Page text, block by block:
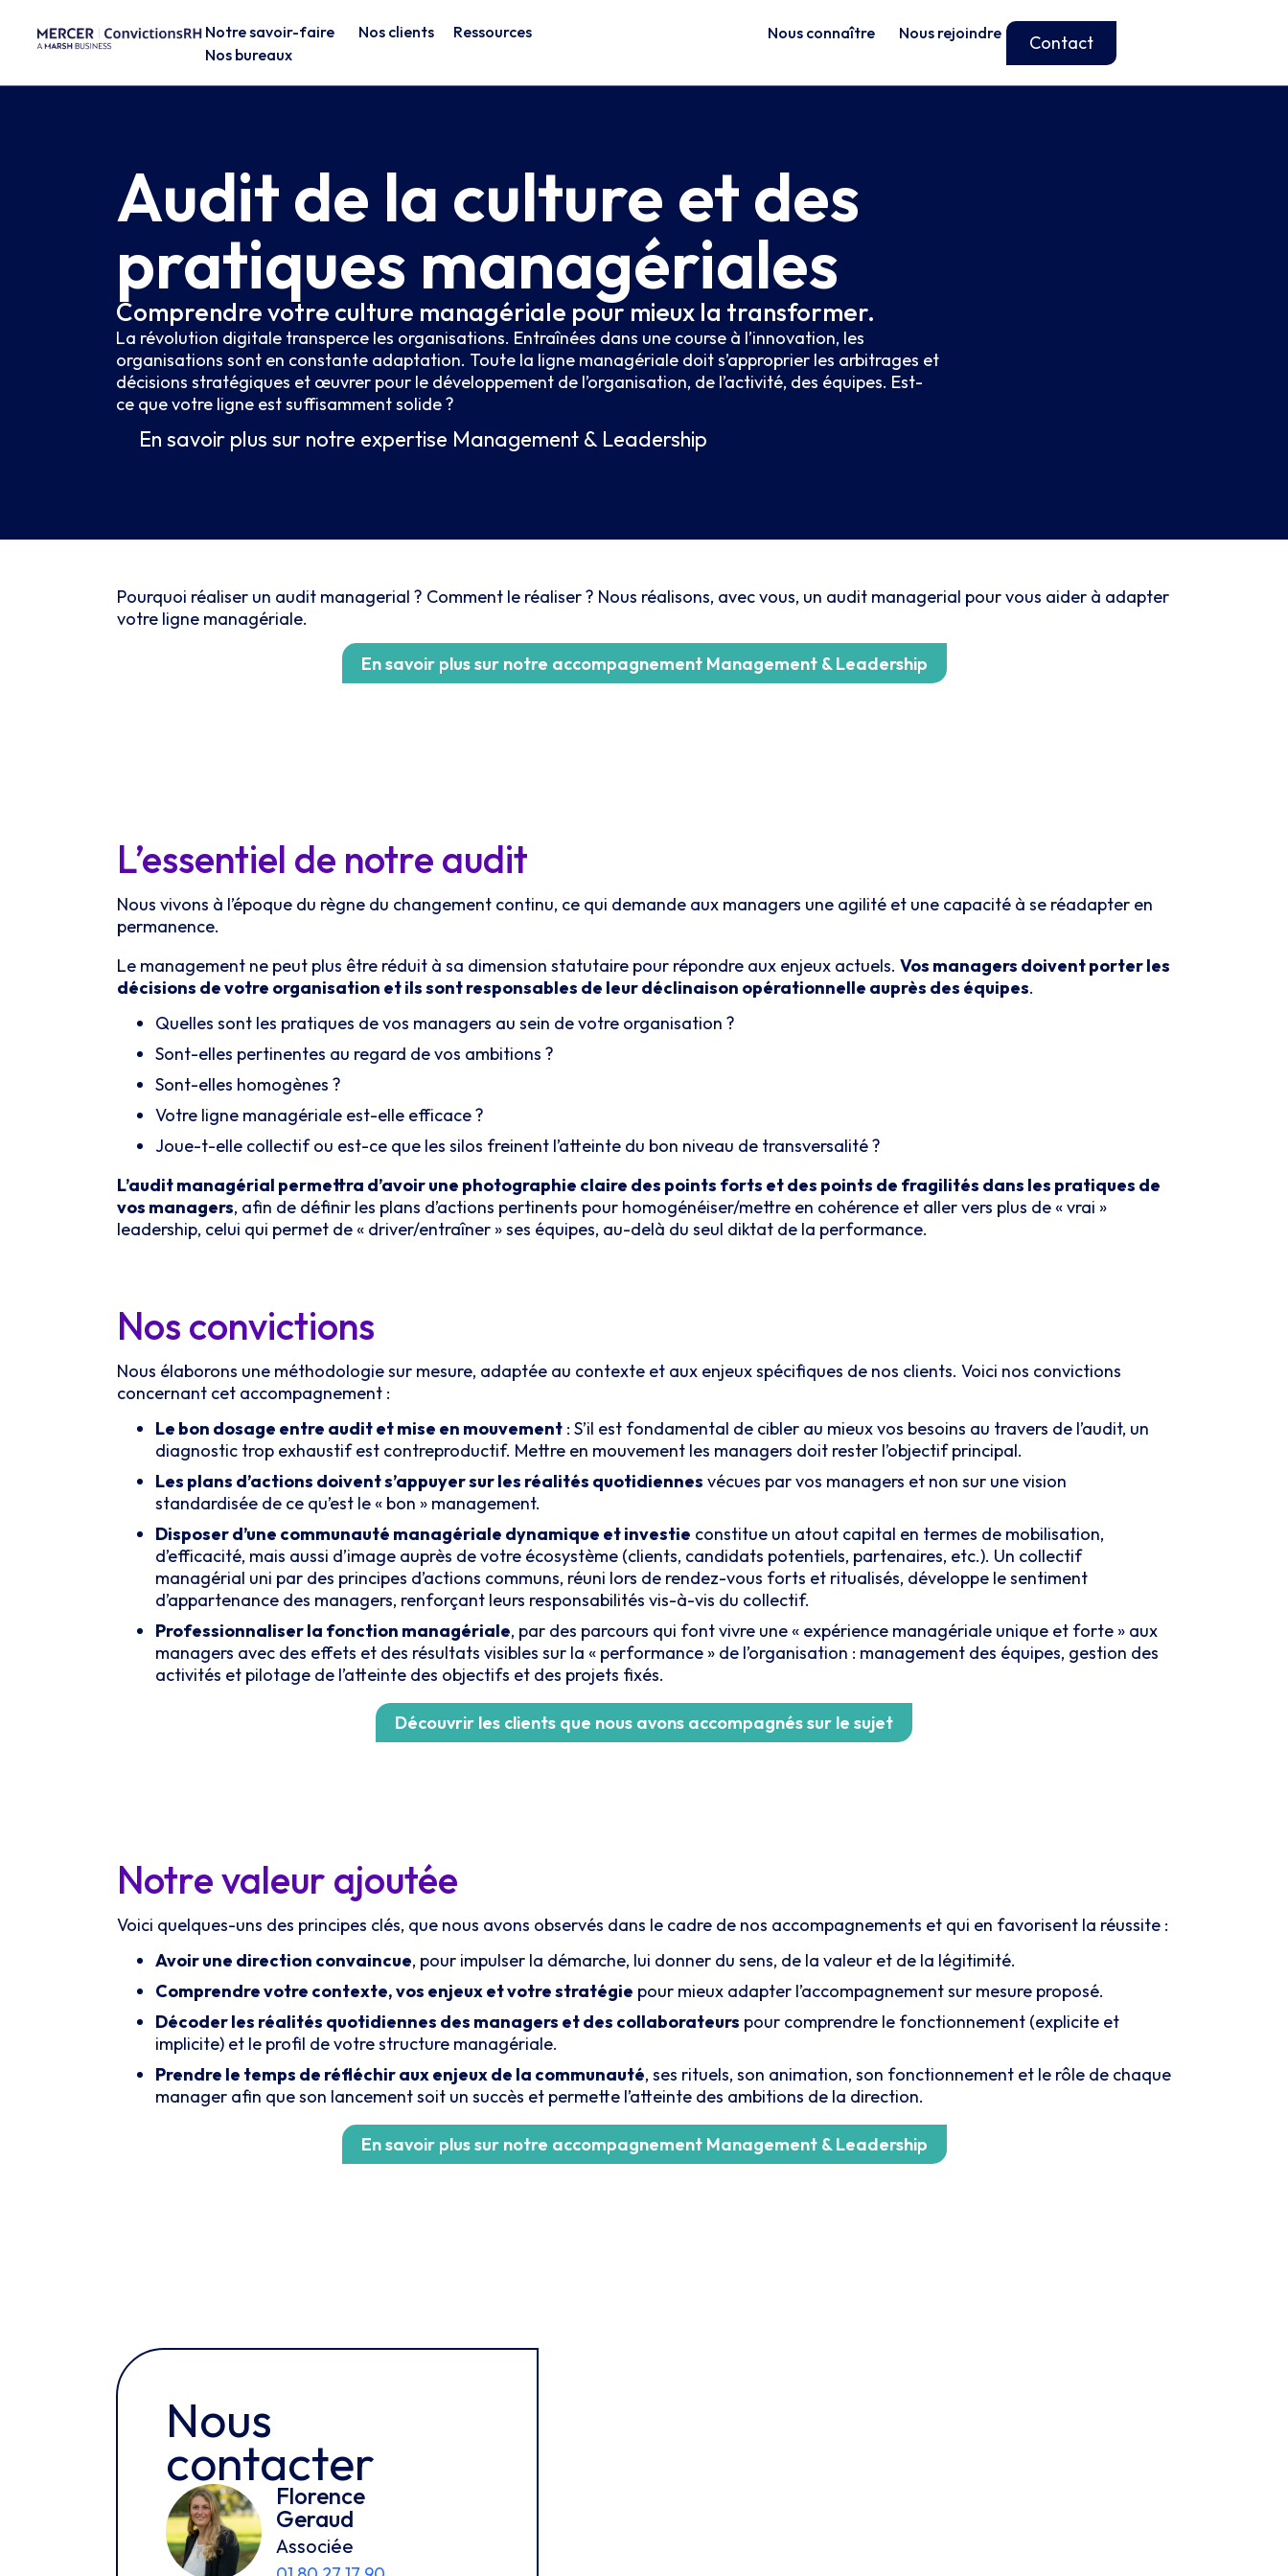
Notre savoir-faire Nos clients
Ressources
Nos bureaux
Nous connaître Nous rejoindre Contact
Audit de la culture et des
pratiques managériales
Comprendre votre culture managériale pour mieux la transformer.
La révolution digitale transperce les organisations. Entraînées dans une course à l’innovation, les
organisations sont en constante adaptation. Toute la ligne managériale doit s’approprier les arbitrages et
décisions stratégiques et œuvrer pour le développement de l’organisation, de l’activité, des équipes. Est-
ce que votre ligne est suffisamment solide ?
En savoir plus sur notre expertise Management & Leadership
Pourquoi réaliser un audit managerial ? Comment le réaliser ? Nous réalisons, avec vous, un audit managerial pour vous aider à adapter
votre ligne managériale.
En savoir plus sur notre accompagnement Management & Leadership
L’essentiel de notre audit
Nous vivons à l’époque du règne du changement continu, ce qui demande aux managers une agilité et une capacité à se réadapter en
permanence.
Le management ne peut plus être réduit à sa dimension statutaire pour répondre aux enjeux actuels. Vos managers doivent porter les
décisions de votre organisation et ils sont responsables de leur déclinaison opérationnelle auprès des équipes.
Quelles sont les pratiques de vos managers au sein de votre organisation ?
Sont-elles pertinentes au regard de vos ambitions ?
Sont-elles homogènes ?
Votre ligne managériale est-elle efficace ?
Joue-t-elle collectif ou est-ce que les silos freinent l’atteinte du bon niveau de transversalité ?
L’audit managérial permettra d’avoir une photographie claire des points forts et des points de fragilités dans les pratiques de
vos managers, afin de définir les plans d’actions pertinents pour homogénéiser/mettre en cohérence et aller vers plus de « vrai »
leadership, celui qui permet de « driver/entraîner » ses équipes, au-delà du seul diktat de la performance.
Nos convictions
Nous élaborons une méthodologie sur mesure, adaptée au contexte et aux enjeux spécifiques de nos clients. Voici nos convictions
concernant cet accompagnement :
Le bon dosage entre audit et mise en mouvement : S’il est fondamental de cibler au mieux vos besoins au travers de l’audit, un
diagnostic trop exhaustif est contreproductif. Mettre en mouvement les managers doit rester l’objectif principal.
Les plans d’actions doivent s’appuyer sur les réalités quotidiennes vécues par vos managers et non sur une vision
standardisée de ce qu’est le « bon » management.
Disposer d’une communauté managériale dynamique et investie constitue un atout capital en termes de mobilisation,
d’efficacité, mais aussi d’image auprès de votre écosystème (clients, candidats potentiels, partenaires, etc.). Un collectif
managérial uni par des principes d’actions communs, réuni lors de rendez-vous forts et ritualisés, développe le sentiment
d’appartenance des managers, renforçant leurs responsabilités vis-à-vis du collectif.
Professionnaliser la fonction managériale, par des parcours qui font vivre une « expérience managériale unique et forte » aux
managers avec des effets et des résultats visibles sur la « performance » de l’organisation : management des équipes, gestion des
activités et pilotage de l’atteinte des objectifs et des projets fixés.
Découvrir les clients que nous avons accompagnés sur le sujet
Notre valeur ajoutée
Voici quelques-uns des principes clés, que nous avons observés dans le cadre de nos accompagnements et qui en favorisent la réussite :
Avoir une direction convaincue, pour impulser la démarche, lui donner du sens, de la valeur et de la légitimité.
Comprendre votre contexte, vos enjeux et votre stratégie pour mieux adapter l’accompagnement sur mesure proposé.
Décoder les réalités quotidiennes des managers et des collaborateurs pour comprendre le fonctionnement (explicite et
implicite) et le profil de votre structure managériale.
Prendre le temps de réfléchir aux enjeux de la communauté, ses rituels, son animation, son fonctionnement et le rôle de chaque
manager afin que son lancement soit un succès et permette l’atteinte des ambitions de la direction.
En savoir plus sur notre accompagnement Management & Leadership
Nous
contacter
Florence
Geraud
Associée